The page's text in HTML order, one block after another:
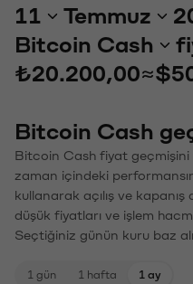
11 Temmuz
Bitcoin Cash
₺20.200,00≈
Bitcoin Cash
Bitcoin Cash fiyat geçmişini
zaman içindeki
kullanarak açılış ve
düşük fiyatları ve işlem
Seçtiğiniz günün kuru baz
1 gün 1 hafta 1 ay